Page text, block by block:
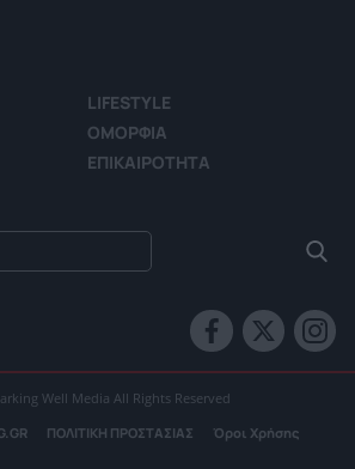
LIFESTYLE
ΟΜΟΡΦΙΑ
ΕΠΙΚΑΙΡΟΤΗΤΑ
Well Media All Rights Reserved
ΠΟΛΙΤΙΚΗ ΠΡΟΣΤΑΣΙΑΣ Όροι Χρήσης